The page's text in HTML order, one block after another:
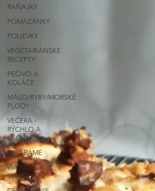
RAŇAJKY
POMAZÁNKY
POLIEVKY
VEGETARIÁNSKE
RECEPTY
PEČIVO A
KOLÁČE
MÄSO/RYBY/MORSKÉ
PLODY
VEČERA -
RÝCHLO A
LACNO
ZAVÁRAME
VIANOCE A
SVIATKY